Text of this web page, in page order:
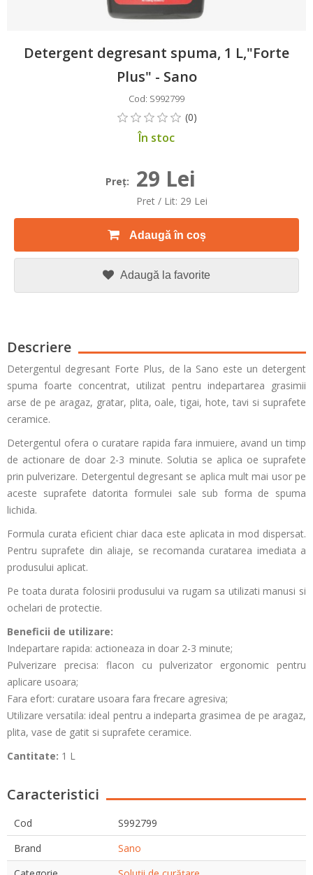
Detergent degresant spuma, 1 L,"Forte
Plus" - Sano
Cod: S992799
În stoc
Preţ: 29 Lei
Pret / Lit: 29 Lei
Adaugă în coș
Adaugă la favorite
Descriere
Detergentul degresant Forte Plus, de la Sano este un detergent
spuma foarte concentrat, utilizat pentru indepartarea grasimii
arse de pe aragaz, gratar, plita, oale, tigai, hote, tavi si suprafete
ceramice.
Detergentul ofera o curatare rapida fara inmuiere, avand un timp
de actionare de doar 2-3 minute. Solutia se aplica oe suprafete
prin pulverizare. Detergentul degresant se aplica mult mai usor pe
aceste suprafete datorita formulei sale sub forma de spuma
lichida.
Formula curata eficient chiar daca este aplicata in mod dispersat.
Pentru suprafete din aliaje, se recomanda curatarea imediata a
produsului aplicat.
Pe toata durata folosirii produsului va rugam sa utilizati manusi si
ochelari de protectie.
Beneficii de utilizare:
Indepartare rapida: actioneaza in doar 2-3 minute;
Pulverizare precisa: flacon cu pulverizator ergonomic pentru
aplicare usoara;
Fara efort: curatare usoara fara frecare agresiva;
Utilizare versatila: ideal pentru a indeparta grasimea de pe aragaz,
plita, vase de gatit si suprafete ceramice.
Cantitate: 1 L
Caracteristici
Cod
S992799
Brand
Sano